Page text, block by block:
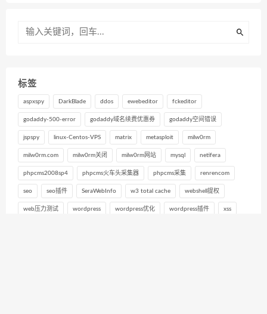
标签
aspxspy DarkBlade ddos ewebeditor fckeditor
godaddy-500-error godaddy域名续费优惠券 godaddy空间错误
jspspy linux-Centos-VPS matrix metasploit milw0rm
milw0rm.com milw0rm关闭 milw0rm网站 mysql netifera
phpcms2008sp4 phpcms火车头采集器 phpcms采集 renrencom
seo seo插件 SeraWebInfo w3 total cache webshell提权
web压力测试 wordpress wordpress优化 wordpress插件 xss